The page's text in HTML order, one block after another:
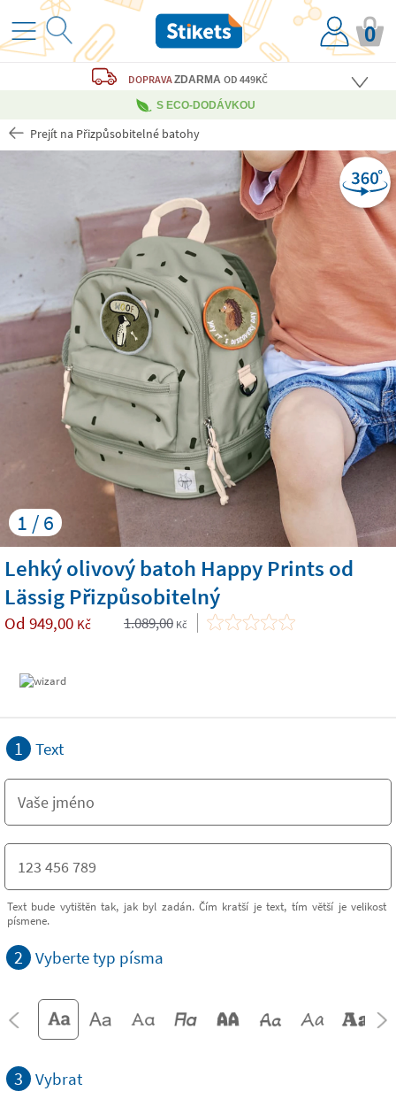
0
DOPRAVAZDARMAOD 449KČ
S ECO-DODÁVKOU
Prejít na Přizpůsobitelné batohy
1 / 6
Lehký olivový batoh Happy Prints od
Lässig Přizpůsobitelný
Od 949,00 Kč 1.089,00 Kč
1 Text
Text bude vytištěn tak, jak byl zadán. Čím kratší je text, tím větší je velikost
písmene.
2 Vyberte typ písma
3 Vybrat